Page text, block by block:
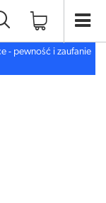
- pewność i zaufanie